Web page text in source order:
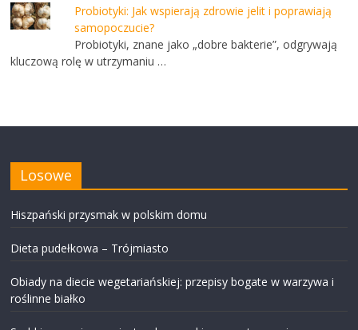
Probiotyki: Jak wspierają zdrowie jelit i poprawiają
samopoczucie?
Probiotyki, znane jako „dobre bakterie”, odgrywają
kluczową rolę w utrzymaniu …
Losowe
Hiszpański przysmak w polskim domu
Dieta pudełkowa – Trójmiasto
Obiady na diecie wegetariańskiej: przepisy bogate w warzywa i
roślinne białko